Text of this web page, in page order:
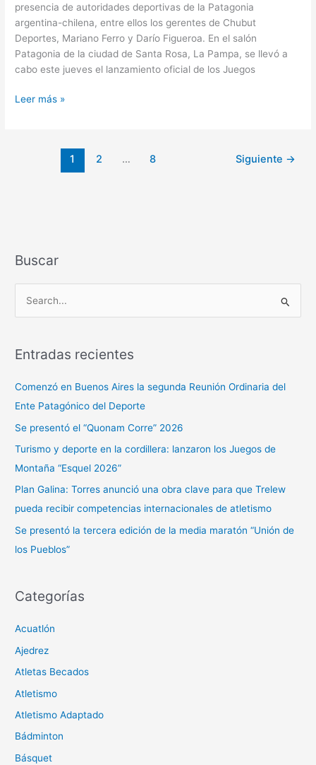
presencia de autoridades deportivas de la Patagonia
argentina-chilena, entre ellos los gerentes de Chubut
Deportes, Mariano Ferro y Darío Figueroa. En el salón
Patagonia de la ciudad de Santa Rosa, La Pampa, se llevó a
cabo este jueves el lanzamiento oficial de los Juegos
Deportes
Leer más »
1 2 … 8 Siguiente →
Buscar
c
r
:
Entradas recientes
Comenzó en Buenos Aires la segunda Reunión Ordinaria del
Ente Patagónico del Deporte
Se presentó el “Quonam Corre” 2026
Turismo y deporte en la cordillera: lanzaron los Juegos de
Montaña “Esquel 2026”
Plan Galina: Torres anunció una obra clave para que Trelew
pueda recibir competencias internacionales de atletismo
Se presentó la tercera edición de la media maratón “Unión de
los Pueblos”
Categorías
Acuatlón
Ajedrez
Atletas Becados
Atletismo
Atletismo Adaptado
Bádminton
Básquet